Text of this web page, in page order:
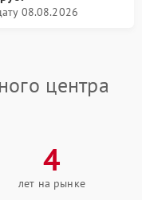
08.08.2026
центра
4
лет на рынке